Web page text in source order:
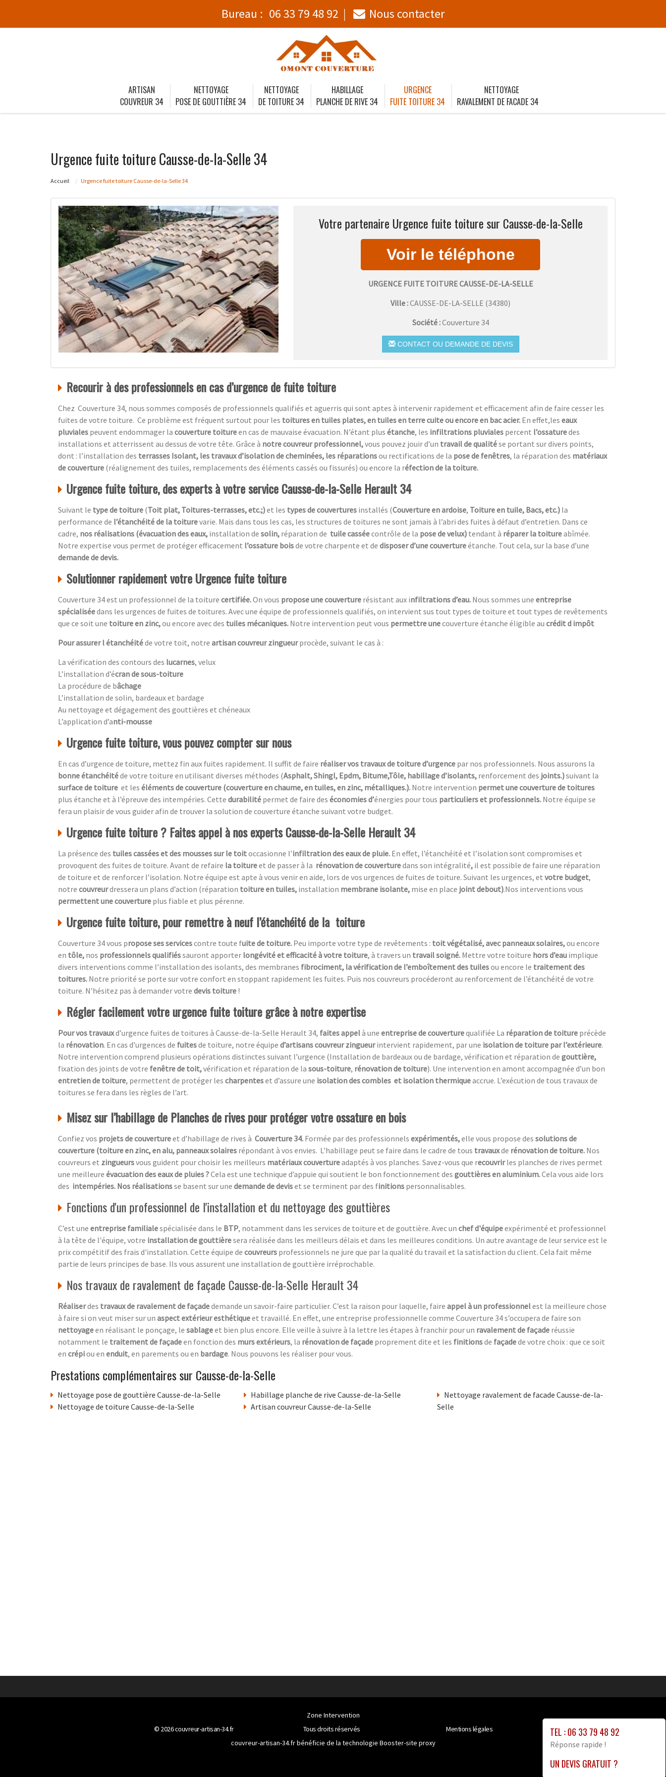
Bureau : 06 33 79 48 92 Nous contacter
ARTISAN
COUVREUR 34
NETTOYAGE
POSE DE GOUTTIÈRE 34
NETTOYAGE
DE TOITURE 34
HABILLAGE
PLANCHE DE RIVE 34
URGENCE
FUITE TOITURE 34
NETTOYAGE
RAVALEMENT DE FACADE 34
Urgence fuite toiture Causse-de-la-Selle 34
Accueil Urgence fuite toiture Causse-de-la-Selle 34
Votre partenaire Urgence fuite toiture sur Causse-de-la-Selle
URGENCE FUITE TOITURE CAUSSE-DE-LA-SELLE
Ville :CAUSSE-DE-LA-SELLE (34380)
Société :Couverture 34
CONTACT OU DEMANDE DE DEVIS
Recourir à des professionnels en cas d’urgence de fuite toiture
Chez Couverture 34, nous sommes composés de professionnels qualifiés et aguerris qui sont aptes à intervenir rapidement et efficacement afin de faire cesser les
fuites de votre toiture. Ce problème est fréquent surtout pour les toitures en tuiles plates, en tuiles en terre cuite ou encore en bac acier. En effet,les eaux
pluviales peuvent endommager la couverture toitureen cas de mauvaise évacuation. N’étant plus étanche, les infiltrations pluviales percent l’ossaturedes
installations et atterrissent au dessus de votre tête. Grâce à notre couvreur professionnel,vous pouvez jouir d’un travail de qualitése portant sur divers points,
dont : l’installation des terrasses Isolant, les travaux d’isolation de cheminées, les réparationsou rectifications de la pose de fenêtres, la réparation des matériaux
de couverture (réalignement des tuiles, remplacements des éléments cassés ou fissurés) ou encore la réfection de la toiture.
Urgence fuite toiture, des experts à votre service Causse-de-la-Selle Herault 34
Suivant le type de toiture (Toit plat, Toitures-terrasses, etc.;)et les types de couvertures installés (Couverture en ardoise, Toiture en tuile, Bacs, etc.) la
performance de l’étanchéité de la toiturevarie. Mais dans tous les cas, les structures de toitures ne sont jamais à l’abri des fuites à défaut d’entretien. Dans ce
cadre, nos réalisations (évacuation des eaux, installation de solin, réparation de tuile casséecontrôle de la pose de velux) tendant à réparer la toitureabîmée.
Notre expertise vous permet de protéger efficacement l’ossature boisde votre charpente et de disposer d’une couvertureétanche. Tout cela, sur la base d’une
demande de devis.
Solutionner rapidement votre Urgence fuite toiture
Couverture 34 est un professionnel de la toiture certifiée.On vous propose une couverture résistant aux infiltrations d’eau. Nous sommes une entreprise
spécialiséedans les urgences de fuites de toitures. Avec une équipe de professionnels qualifiés, on intervient sus tout types de toiture et tout types de revêtements
que ce soit une toiture en zinc,ou encore avec des tuiles mécaniques. Notre intervention peut vous permettre unecouverture étanche éligible au crédit d impôt
Pour assurer l étanchéitéde votre toit, notre artisan couvreur zingueurprocède, suivant le cas à :
La vérification des contours des lucarnes, velux
L’installation d’écran de sous-toiture
La procédure de bâchage
L’installation de solin, bardeaux et bardage
Au nettoyage et dégagement des gouttières et chéneaux
L’application d’anti-mousse
Urgence fuite toiture, vous pouvez compter sur nous
En cas d’urgence de toiture, mettez fin aux fuites rapidement. Il suffit de faire réaliser vos travaux de toiture d’urgence par nos professionnels. Nous assurons la
bonne étanchéitéde votre toiture en utilisant diverses méthodes (Asphalt, Shingl, Epdm, Bitume,Tôle, habillage d’isolants, renforcement des joints.)suivant la
surface de toiture et les éléments de couverture (couverture en chaume, en tuiles, en zinc, métalliques.). Notre intervention permet une couverture de toitures
plus étanche et à l’épreuve des intempéries. Cette durabilité permet de faire des économies d’énergies pour tous particuliers et professionnels. Notre équipe se
fera un plaisir de vous guider afin de trouver la solution de couverture étanche suivant votre budget.
Urgence fuite toiture ? Faites appel à nos experts Causse-de-la-Selle Herault 34
La présence des tuiles cassées et des mousses sur le toitoccasionne l’infiltration des eaux de pluie. En effet, l’étanchéité et l’isolation sont compromises et
provoquent des fuites de toiture. Avant de refaire la toitureet de passer à la rénovation de couverturedans son intégralité, il est possible de faire une réparation
de toiture et de renforcer l’isolation. Notre équipe est apte à vous venir en aide, lors de vos urgences de fuites de toiture. Suivant les urgences, et votre budget,
notre couvreurdressera un plans d’action (réparation toiture en tuiles, installation membrane isolante, mise en place joint debout).Nos interventions vous
permettent une couverture plus fiable et plus pérenne.
Urgence fuite toiture, pour remettre à neuf l’étanchéité de la toiture
Couverture 34 vous propose ses servicescontre toute fuite de toiture. Peu importe votre type de revêtements : toit végétalisé, avec panneaux solaires,ou encore
en tôle, nos professionnels qualifiéssauront apporter longévité et efficacité à votre toiture, à travers un travail soigné. Mettre votre toiture hors d’eau implique
divers interventions comme l’installation des isolants, des membranes fibrociment, la vérification de l’emboîtement des tuilesou encore le traitement des
toitures. Notre priorité se porte sur votre confort en stoppant rapidement les fuites. Puis nos couvreurs procéderont au renforcement de l’étanchéité de votre
toiture. N’hésitez pas à demander votre devis toiture !
Régler facilement votre urgence fuite toiture grâce à notre expertise
Pour vos travauxd’urgence fuites de toitures à Causse-de-la-Selle Herault 34, faites appelà une entreprise de couverturequalifiée La réparation de toiture précède
la rénovation. En cas d’urgences de fuitesde toiture, notre équipe d’artisans couvreur zingueurintervient rapidement, par une isolation de toiture par l’extérieure.
Notre intervention comprend plusieurs opérations distinctes suivant l’urgence (Installation de bardeaux ou de bardage, vérification et réparation de gouttière,
fixation des joints de votre fenêtre de toit,vérification et réparation de la sous-toiture, rénovation de toiture). Une intervention en amont accompagnée d’un bon
entretien de toiture, permettent de protéger les charpenteset d’assure une isolation des combles et isolation thermiqueaccrue. L’exécution de tous travaux de
toitures se fera dans les règles de l’art.
Misez sur l’habillage de Planches de rives pour protéger votre ossature en bois
Confiez vos projets de couvertureet d’habillage de rives à Couverture 34. Formée par des professionnels expérimentés,elle vous propose des solutions de
couverture (toiture en zinc, en alu, panneaux solaires répondant à vos envies. L’habillage peut se faire dans le cadre de tous travauxde rénovation de toiture. Nos
couvreurs et zingueursvous guident pour choisir les meilleurs matériaux couvertureadaptés à vos planches. Savez-vous que recouvrirles planches de rives permet
une meilleure évacuation des eaux de pluies ?Cela est une technique d’appuie qui soutient le bon fonctionnement des gouttières en aluminium.Cela vous aide lors
des intempéries. Nos réalisationsse basent sur une demande de deviset se terminent par des finitions personnalisables.
Fonctions d'un professionnel de l'installation et du nettoyage des gouttières
C’est une entreprise familialespécialisée dans le BTP, notamment dans les services de toiture et de gouttière. Avec un chef d'équipeexpérimenté et professionnel
à la tête de l'équipe, votre installation de gouttièresera réalisée dans les meilleurs délais et dans les meilleures conditions. Un autre avantage de leur service est le
prix compétitif des frais d'installation. Cette équipe de couvreurs professionnels ne jure que par la qualité du travail et la satisfaction du client. Cela fait même
partie de leurs principes de base. Ils vous assurent une installation de gouttière irréprochable.
Nos travaux de ravalement de façade Causse-de-la-Selle Herault 34
Réaliserdes travaux de ravalement de façadedemande un savoir-faire particulier. C’est la raison pour laquelle, faire appel à un professionnelest la meilleure chose
à faire si on veut miser sur un aspect extérieur esthétiqueet travaillé. En effet, une entreprise professionnelle comme Couverture 34 s’occupera de faire son
nettoyageen réalisant le ponçage, le sablageet bien plus encore. Elle veille à suivre à la lettre les étapes à franchir pour un ravalement de façade réussie
notamment le traitement de façadeen fonction des murs extérieurs, la rénovation de façade proprement dite et les finitionsde façadede votre choix : que ce soit
en crépiou en enduit, en parements ou en bardage. Nous pouvons les réaliser pour vous.
Prestations complémentaires sur Causse-de-la-Selle
Nettoyage pose de gouttière Causse-de-la-Selle
Nettoyage de toiture Causse-de-la-Selle
Habillage planche de rive Causse-de-la-Selle
Artisan couvreur Causse-de-la-Selle
Nettoyage ravalement de facade Causse-de-la-
Selle
TEL : 06 33 79 48 92
Réponse rapide !
UN DEVIS GRATUIT ?
Zone Intervention
© 2026couvreur-artisan-34.fr Tous droits réservés
Mentions légales
couvreur-artisan-34.fr bénéficie de la technologie Booster-site proxy